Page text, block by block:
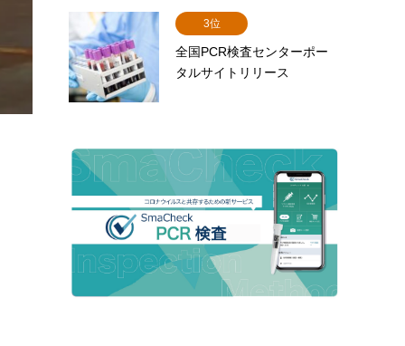
3位
全国PCR検査センターポー
タルサイトリリース